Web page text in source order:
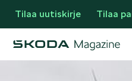
Tilaa uutiskirje Tilaa